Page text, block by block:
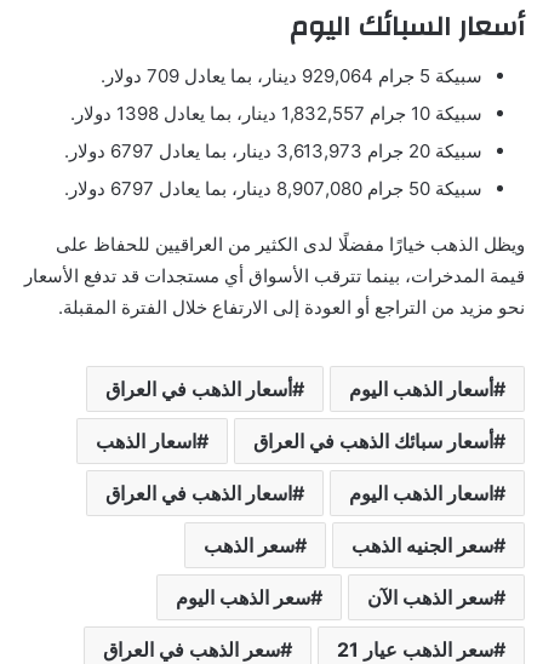
أسعار السبائك اليوم
سبيكة 5 جرام 929,064 دينار، بما يعادل 709 دولار.
سبيكة 10 جرام 1,832,557 دينار، بما يعادل 1398 دولار.
سبيكة 20 جرام 3,613,973 دينار، بما يعادل 6797 دولار.
سبيكة 50 جرام 8,907,080 دينار، بما يعادل 6797 دولار.
ويظل الذهب خيارًا مفضلًا لدى الكثير من العراقيين للحفاظ على
قيمة المدخرات، بينما تترقب الأسواق أي مستجدات قد تدفع الأسعار
نحو مزيد من التراجع أو العودة إلى الارتفاع خلال الفترة المقبلة.
أسعار الذهب اليوم أسعار الذهب في العراق
أسعار سبائك الذهب في العراق اسعار الذهب
اسعار الذهب اليوم اسعار الذهب في العراق
سعر الجنيه الذهب سعر الذهب
سعر الذهب الآن سعر الذهب اليوم
سعر الذهب عيار 21 سعر الذهب في العراق